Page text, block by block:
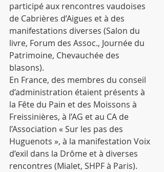
participé aux rencontres vaudoises
de Cabrières d’Aigues et à des
manifestations diverses (Salon du
livre, Forum des Assoc., Journée du
Patrimoine, Chevauchée des
blasons).
En France, des membres du conseil
d’administration étaient présents à
la Fête du Pain et des Moissons à
Freissinières, à l’AG et au CA de
l’Association « Sur les pas des
Huguenots », à la manifestation Voix
d’exil dans la Drôme et à diverses
rencontres (Mialet, SHPF à Paris).